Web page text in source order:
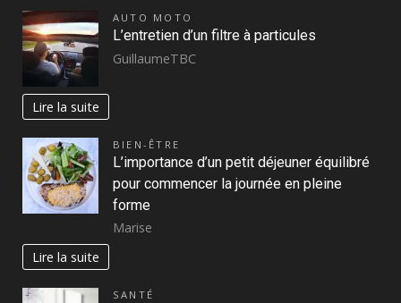
AUTO MOTO
L’entretien d’un filtre à particules
GuillaumeTBC
Lire la suite
BIEN-ÊTRE
L’importance d’un petit déjeuner équilibré
pour commencer la journée en pleine
forme
Marise
Lire la suite
SANTÉ